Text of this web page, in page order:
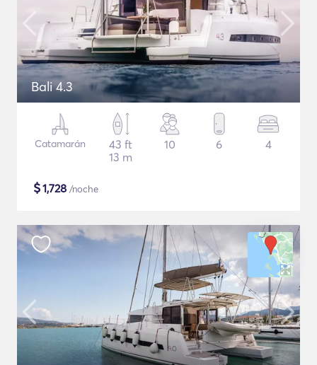
Bali 4.3
Catamarán
43 ft
13 m
10 6 4
$1,728 /noche